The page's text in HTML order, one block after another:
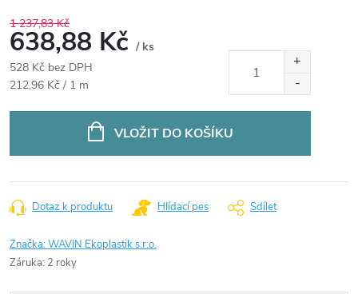
1 237,83 Kč
638,88 Kč / ks
528 Kč bez DPH
Měrná
212,96 Kč / 1 m
VLOŽIT DO KOŠÍKU
Dotaz k produktu Hlídací pes Sdílet
Značka:WAVIN Ekoplastik s.r.o.
Záruka: 2 roky